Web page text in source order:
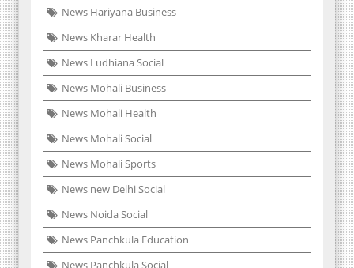
News Hariyana Business
News Kharar Health
News Ludhiana Social
News Mohali Business
News Mohali Health
News Mohali Social
News Mohali Sports
News new Delhi Social
News Noida Social
News Panchkula Education
News Panchkula Social